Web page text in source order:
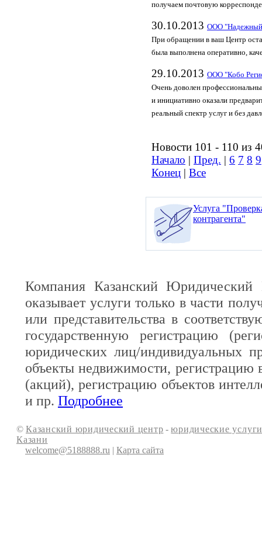
получаем почтовую
30.10.2013 ООО
При обращении в ваш Центр
была выполнена оперативно,
29.10.2013 ООО "Кобо
Очень доволен
и инициативно оказали
реальный спектр услуг и без
Новости 101 - 110 из
Начало | Пред. | 6 7 8 9
Конец | Все
Услуга
контрагента"
Компания Казанский Юридический
оказывает услуги только в части
или представительства в
государственную регистрацию
юридических лиц/индивидуальных
объекты недвижимости, регистрацию
(акций), регистрацию объектов
и пр. Подробнее
© Казанский юридический центр -юридические
Казани
welcome@5188888.ru | Карта сайта